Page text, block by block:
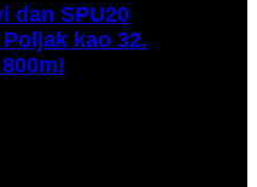
dan SPU20
kao 32.